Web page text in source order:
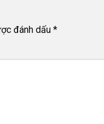
đánh dấu *